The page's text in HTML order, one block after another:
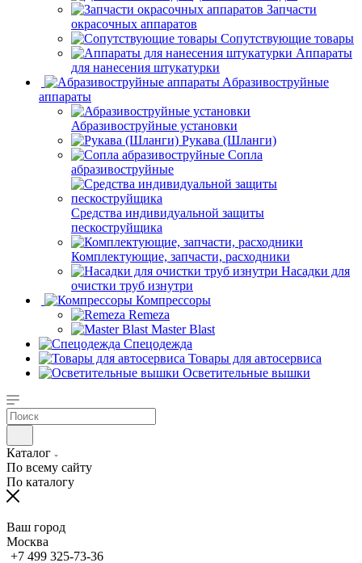
Запчасти
окрасочных аппаратов
Сопутствующие товары
Аппараты
для нанесения штукатурки
Aбразивоструйные
аппараты
Абразивоструйные установки
Рукава (Шланги)
Сопла
абразивоструйные
Средства индивидуальной защиты
пескоструйщика
Комплектующие, запчасти, расходники
Насадки для
очистки труб изнутри
Компрессоры
Remeza
Master Blast
Спецодежда
Товары для автосервиса
Осветительные вышки
Каталог
По всему сайту
По каталогу
Ваш город
Москва
+7 499 325-73-36